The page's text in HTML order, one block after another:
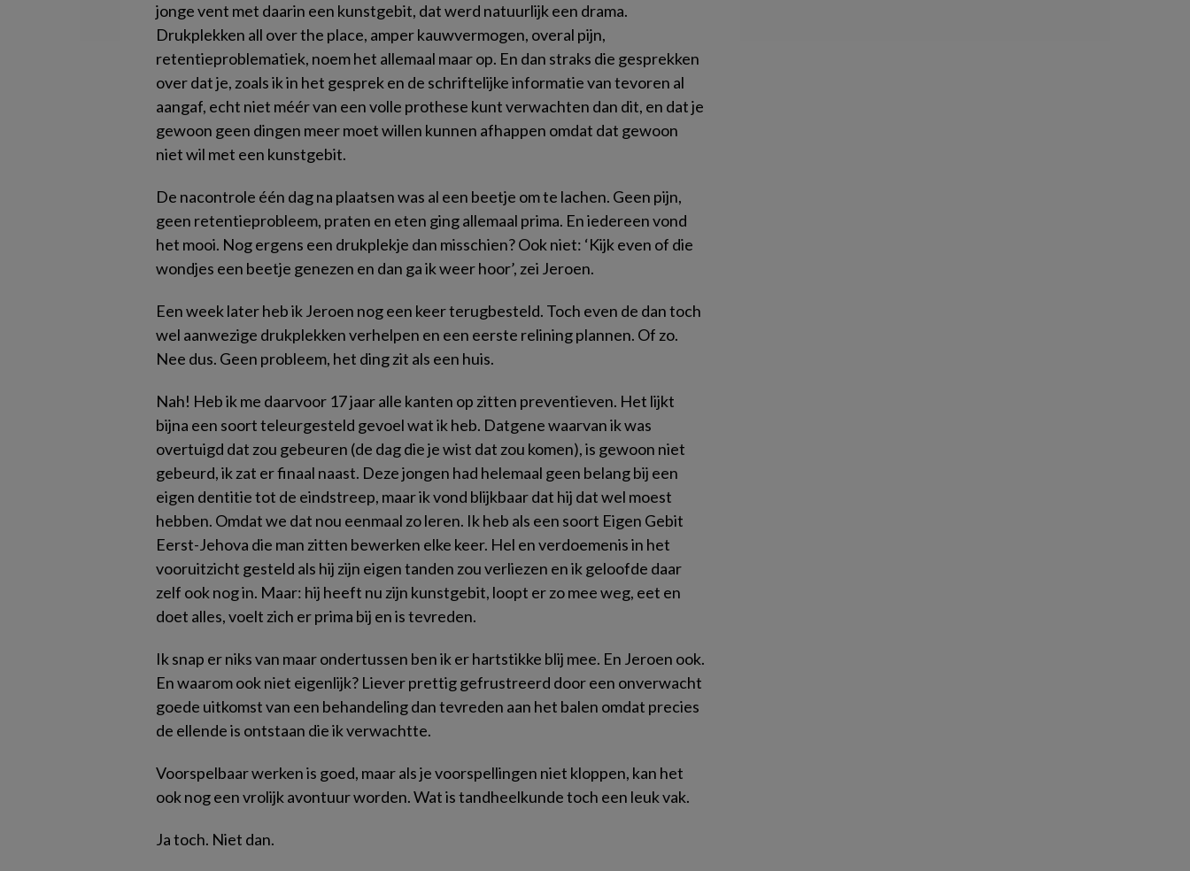
jonge vent met daarin een kunstgebit, dat werd natuurlijk een drama.
Drukplekken all over the place, amper kauwvermogen, overal pijn,
retentieproblematiek, noem het allemaal maar op. En dan straks die gesprekken
over dat je, zoals ik in het gesprek en de schriftelijke informatie van tevoren al
aangaf, echt niet méér van een volle prothese kunt verwachten dan dit, en dat je
gewoon geen dingen meer moet willen kunnen afhappen omdat dat gewoon
niet wil met een kunstgebit.
De nacontrole één dag na plaatsen was al een beetje om te lachen. Geen pijn,
geen retentieprobleem, praten en eten ging allemaal prima. En iedereen vond
het mooi. Nog ergens een drukplekje dan misschien? Ook niet: ‘Kijk even of die
wondjes een beetje genezen en dan ga ik weer hoor’, zei Jeroen.
Een week later heb ik Jeroen nog een keer terugbesteld. Toch even de dan toch
wel aanwezige drukplekken verhelpen en een eerste relining plannen. Of zo.
Nee dus. Geen probleem, het ding zit als een huis.
Nah! Heb ik me daarvoor 17 jaar alle kanten op zitten preventieven. Het lijkt
bijna een soort teleurgesteld gevoel wat ik heb. Datgene waarvan ik was
overtuigd dat zou gebeuren (de dag die je wist dat zou komen), is gewoon niet
gebeurd, ik zat er finaal naast. Deze jongen had helemaal geen belang bij een
eigen dentitie tot de eindstreep, maar ik vond blijkbaar dat hij dat wel moest
hebben. Omdat we dat nou eenmaal zo leren. Ik heb als een soort Eigen Gebit
Eerst-Jehova die man zitten bewerken elke keer. Hel en verdoemenis in het
vooruitzicht gesteld als hij zijn eigen tanden zou verliezen en ik geloofde daar
zelf ook nog in. Maar: hij heeft nu zijn kunstgebit, loopt er zo mee weg, eet en
doet alles, voelt zich er prima bij en is tevreden.
Ik snap er niks van maar ondertussen ben ik er hartstikke blij mee. En Jeroen ook.
En waarom ook niet eigenlijk? Liever prettig gefrustreerd door een onverwacht
goede uitkomst van een behandeling dan tevreden aan het balen omdat precies
de ellende is ontstaan die ik verwachtte.
Voorspelbaar werken is goed, maar als je voorspellingen niet kloppen, kan het
ook nog een vrolijk avontuur worden. Wat is tandheelkunde toch een leuk vak.
Ja toch. Niet dan.